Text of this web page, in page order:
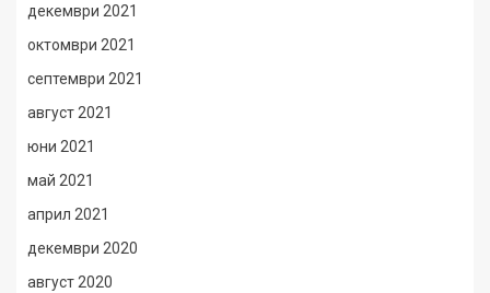
декември 2021
октомври 2021
септември 2021
август 2021
юни 2021
май 2021
април 2021
декември 2020
август 2020